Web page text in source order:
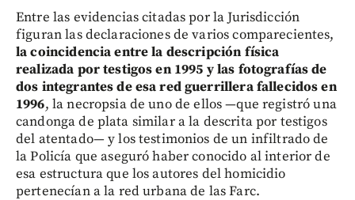
Entre las evidencias citadas por la Jurisdicción
figuran las declaraciones de varios comparecientes,
la coincidencia entre la descripción física
realizada por testigos en 1995 y las fotografías de
dos integrantes de esa red guerrillera fallecidos en
1996, la necropsia de uno de ellos —que registró una
candonga de plata similar a la descrita por testigos
del atentado— y los testimonios de un infiltrado de
la Policía que aseguró haber conocido al interior de
esa estructura que los autores del homicidio
pertenecían a la red urbana de las Farc.